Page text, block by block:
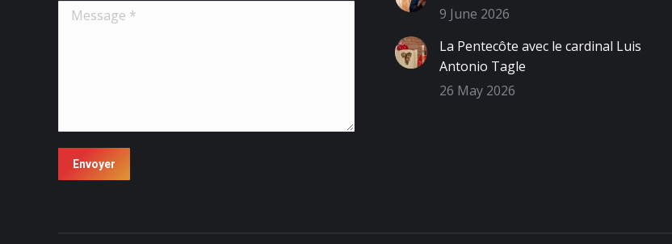
Message *
Envoyer
9 June 2026
La Pentecôte avec le cardinal Luis
Antonio Tagle
26 May 2026